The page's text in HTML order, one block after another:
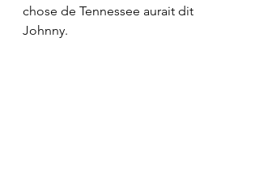
chose de Tennessee aurait dit
Johnny.